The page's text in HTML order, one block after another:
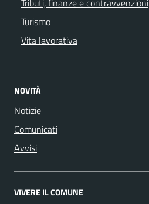
Tributi, finanze e contravvenzioni
Turismo
Vita lavorativa
NOVITÀ
Notizie
Comunicati
Avvisi
VIVERE IL COMUNE